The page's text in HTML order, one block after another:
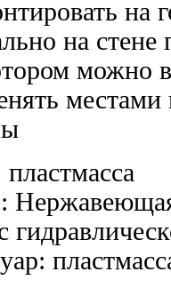
на
на
можно
местами